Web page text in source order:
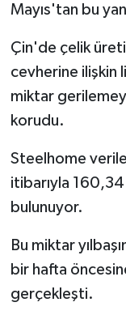
Mayıs'tan bu
Çin'de çelik
cevherine ilişkin
miktar
korudu.
Steelhome
itibarıyla
bulunuyor.
Bu miktar
bir hafta
gerçekleşti.